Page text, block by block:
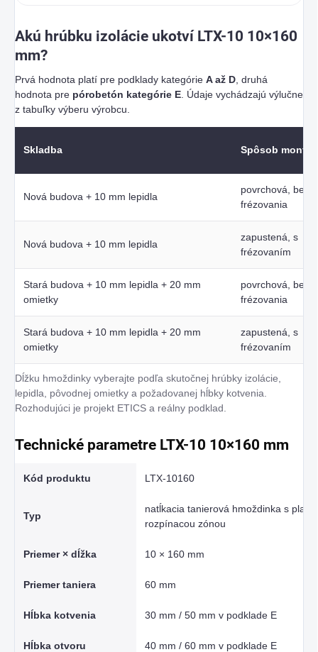
Akú hrúbku izolácie ukotví LTX-10 10×160
mm?
Prvá hodnota platí pre podklady kategórie A až D , druhá
hodnota pre pórobetón kategórie E . Údaje vychádzajú výlučne
z tabuľky výberu výrobcu.
Skladba Spôsob
Nová budova + 10 mm lepidla
povrchová, bez
frézovania
Nová budova + 10 mm lepidla
zapustená, s
frézovaním
Stará budova + 10 mm lepidla + 20 mm
omietky
povrchová, bez
frézovania
Stará budova + 10 mm lepidla + 20 mm
omietky
zapustená, s
frézovaním
Dĺžku hmoždinky vyberajte podľa skutočnej hrúbky izolácie,
lepidla, pôvodnej omietky a požadovanej hĺbky kotvenia.
Rozhodujúci je projekt ETICS a reálny podklad.
Technické parametre LTX-10 10×160 mm
Kód produktu LTX-10160
Typ
natĺkacia tanierová hmoždinka s
rozpínacou zónou
Priemer × dĺžka 10 × 160 mm
Priemer taniera 60 mm
Hĺbka kotvenia 30 mm / 50 mm v podklade E
Hĺbka otvoru 40 mm / 60 mm v podklade E